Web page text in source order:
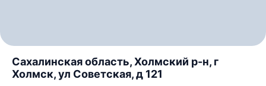
Сахалинская область, Холмский р-н, г
Холмск, ул Советская, д 121